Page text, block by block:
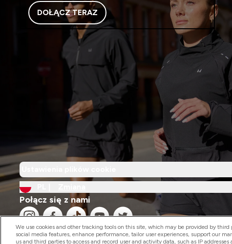
DOŁĄCZ TERAZ
Połącz się z nami
We use cookies and other tracking tools on this site, which may be provided by third
social media features, enhance performance, tailor user experiences, support our
us and third parties to access and record user and activity data, such as IP